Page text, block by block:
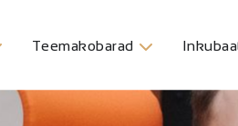
Teemakobarad